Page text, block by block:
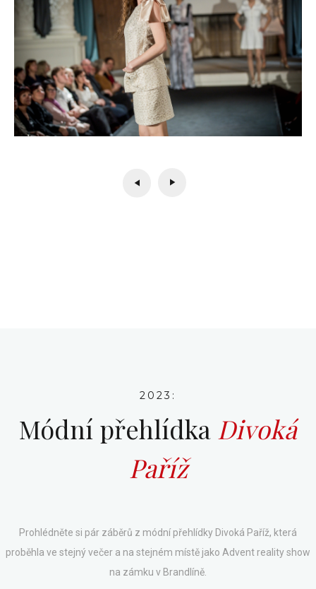
2023:
Módní přehlídka Divoká
Paříž
Prohlédněte si pár záběrů z módní přehlídky Divoká Paříž, která
proběhla ve stejný večer a na stejném místě jako Advent reality show
na zámku v Brandlíně.